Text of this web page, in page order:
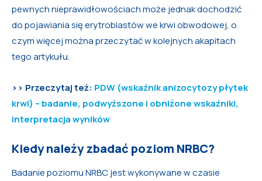
pewnych nieprawidłowościach może jednak dochodzić
do pojawiania się erytroblastów we krwi obwodowej, o
czym więcej można przeczytać w kolejnych akapitach
tego artykułu.
>> Przeczytaj też: PDW (wskaźnik anizocytozy płytek
krwi) – badanie, podwyższone i obniżone wskaźniki,
interpretacja wyników
Kiedy należy zbadać poziom NRBC?
Badanie poziomu NRBC jest wykonywane w czasie